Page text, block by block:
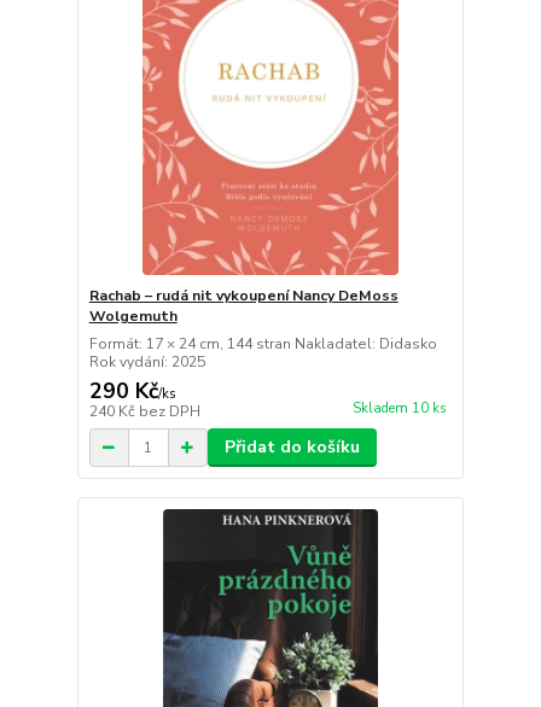
Rachab – rudá nit vykoupení Nancy DeMoss
Wolgemuth
Formát: 17 × 24 cm, 144 stran Nakladatel: Didasko
Rok vydání: 2025
290 Kč/ks
240 Kč bez DPH Skladem 10 ks
Přidat do košíku